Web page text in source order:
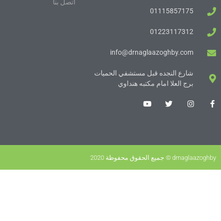
01115857175
01223117312
info@drnaglaazoghby.com
شارع النجده قبل مستشفي الحميات
برج العلا امام مكتبه هنداوي
اتصل بنا
drnaglaazoghby © جميع الحقوق محفوظة 2020